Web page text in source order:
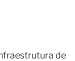
de